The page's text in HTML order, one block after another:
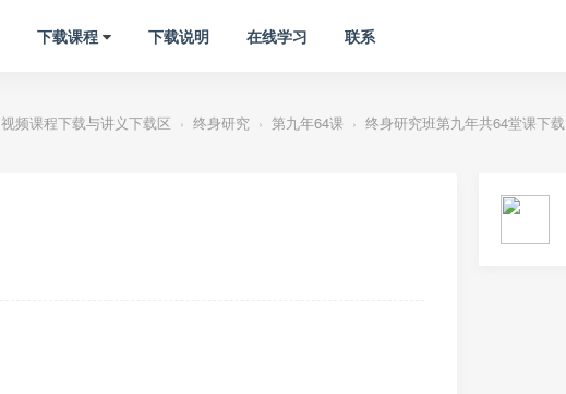
下载课程 下载说明 在线学习 联系
视频课程下载与讲义下载区 › 终身研究 › 第九年64课 › 终身研究班第九年共64堂课下载